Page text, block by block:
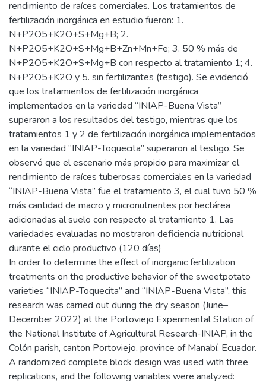
rendimiento de raíces comerciales. Los tratamientos de
fertilización inorgánica en estudio fueron: 1.
N+P2O5+K2O+S+Mg+B; 2.
N+P2O5+K2O+S+Mg+B+Zn+Mn+Fe; 3. 50 % más de
N+P2O5+K2O+S+Mg+B con respecto al tratamiento 1; 4.
N+P2O5+K2O y 5. sin fertilizantes (testigo). Se evidenció
que los tratamientos de fertilización inorgánica
implementados en la variedad “INIAP-Buena Vista”
superaron a los resultados del testigo, mientras que los
tratamientos 1 y 2 de fertilización inorgánica implementados
en la variedad “INIAP-Toquecita” superaron al testigo. Se
observó que el escenario más propicio para maximizar el
rendimiento de raíces tuberosas comerciales en la variedad
“INIAP-Buena Vista” fue el tratamiento 3, el cual tuvo 50 %
más cantidad de macro y micronutrientes por hectárea
adicionadas al suelo con respecto al tratamiento 1. Las
variedades evaluadas no mostraron deficiencia nutricional
durante el ciclo productivo (120 días)
In order to determine the effect of inorganic fertilization
treatments on the productive behavior of the sweetpotato
varieties “INIAP-Toquecita” and “INIAP-Buena Vista”, this
research was carried out during the dry season (June–
December 2022) at the Portoviejo Experimental Station of
the National Institute of Agricultural Research-INIAP, in the
Colón parish, canton Portoviejo, province of Manabí, Ecuador.
A randomized complete block design was used with three
replications, and the following variables were analyzed: